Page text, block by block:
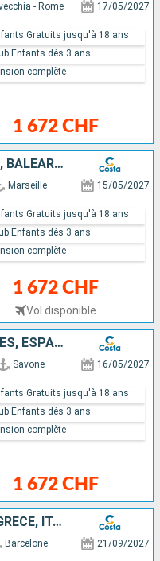
- Rome 17/05/2027
1 672 CHF
Gratuits jusqu'à 18 ans
Enfants dès 3 ans
complète
FRANCE, ITALIE, GRÈCE, MALTE, BALÉARES, ESPAGNE
Marseille 15/05/2027
1 672 CHF
Vol disponible
Gratuits jusqu'à 18 ans
Enfants dès 3 ans
complète
ITALIE, GRÈCE, MALTE, BALÉARES, ESPAGNE, FRANCE
Savone 16/05/2027
1 672 CHF
Gratuits jusqu'à 18 ans
Enfants dès 3 ans
complète
ESPAGNE, BALÉARES, MALTE, GRÈCE, ITALIE
Barcelone 21/09/2027